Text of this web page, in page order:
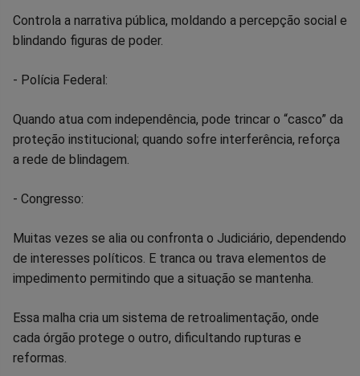
Controla a narrativa pública, moldando a percepção social e
blindando figuras de poder.
- Polícia Federal:
Quando atua com independência, pode trincar o “casco” da
proteção institucional; quando sofre interferência, reforça
a rede de blindagem.
- Congresso:
Muitas vezes se alia ou confronta o Judiciário, dependendo
de interesses políticos. E tranca ou trava elementos de
impedimento permitindo que a situação se mantenha.
Essa malha cria um sistema de retroalimentação, onde
cada órgão protege o outro, dificultando rupturas e
reformas.